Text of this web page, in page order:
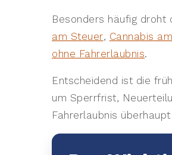
Besonders häufig droht
am Steuer, Cannabis
ohne Fahrerlaubnis.
Entscheidend ist die
um Sperrfrist,
Fahrerlaubnis